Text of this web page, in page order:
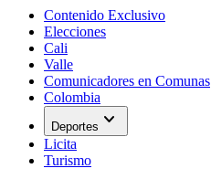
Contenido Exclusivo
Elecciones
Cali
Valle
Comunicadores en Comunas
Colombia
Deportes expand_more
Licita
Turismo